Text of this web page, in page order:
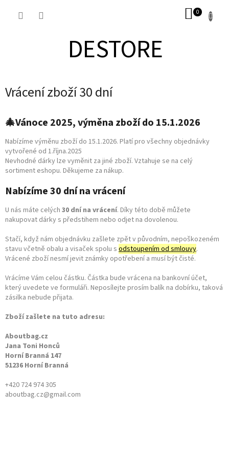
DESTORE
o
r
a
n
n
í
a
n
e
Vrácení zboží 30 dní
🎄Vánoce 2025, výměna zboží do 15.1.2026
Nabízíme výměnu zboží do 15.1.2026. Platí pro všechny objednávky
vytvořené od 1.října.2025
Nevhodné dárky lze vyměnit za jiné zboží. Vztahuje se na celý
sortiment eshopu. Děkujeme za nákup.
Nabízíme 30 dní na vrácení
U nás máte celých 30 dní na vrácení. Díky této době můžete
nakupovat dárky s předstihem nebo odjet na dovolenou.
Stačí, když nám objednávku zašlete zpětv původním, nepoškozeném
stavu včetně obalu a visaček spolu s odstoupením od smlouvy.
Vrácené zboží nesmí jevit známky opotřebení a musí být čisté.
Vrácíme Vám celou částku. Částka bude vrácena na bankovní účet,
který uvedete ve formuláři. Neposílejte prosím balík na dobírku, taková
zásilka nebude přijata.
Zboží zašlete na tuto adresu:
Aboutbag.cz
Jana Toni Honců
Horní Branná 147
51236 Horní Branná
+420 724 974 305
aboutbag.cz@gmail.com